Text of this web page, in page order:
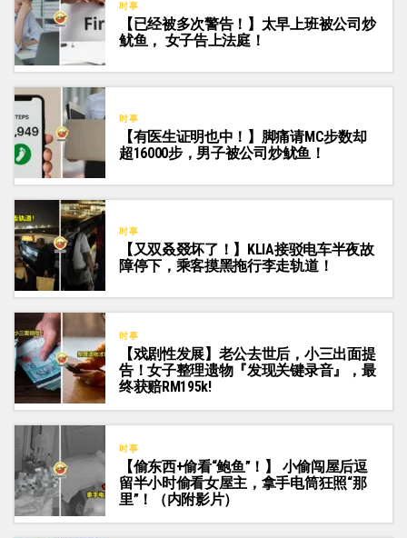
时事
【已经被多次警告！】太早上班被公司炒
鱿鱼， 女子告上法庭！
时事
【有医生证明也中！】脚痛请MC步数却
超16000步，男子被公司炒鱿鱼！
时事
【又双叒叕坏了！】KLIA接驳电车半夜故
障停下，乘客摸黑拖行李走轨道！
时事
【戏剧性发展】老公去世后，小三出面提
告！女子整理遗物『发现关键录音』，最
终获赔RM195k!
时事
【偷东西+偷看“鲍鱼”！】 小偷闯屋后逗
留半小时偷看女屋主，拿手电筒狂照“那
里”！（内附影片）